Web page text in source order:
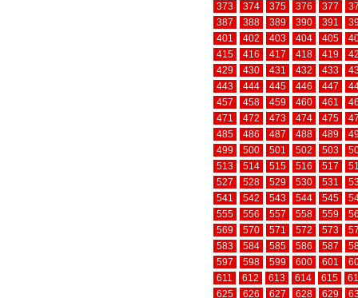
373
374 375 376 377
387
388 389 390 391
401
402 403 404 405
415
416 417 418 419
429
430 431 432 433
443
444 445 446 447
457
458 459 460 461
471
472 473 474 475
485
486 487 488 489
499
500 501 502 503
513
514 515 516 517
527
528 529 530 531
541
542 543 544 545
555
556 557 558 559
569
570 571 572 573
583
584 585 586 587
597
598 599 600 601
611
612 613 614 615
625
626 627 628 629